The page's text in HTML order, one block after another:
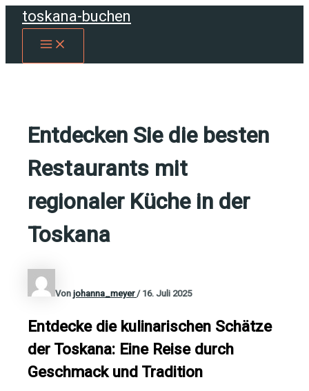
Zum
Inhalt
springen
toskana-buchen
MAIN
Entdecken Sie die besten
Restaurants mit
regionaler Küche in der
Toskana
Vonjohanna_meyer/16. Juli 2025
Entdecke die kulinarischen Schätze
der Toskana: Eine Reise durch
Geschmack und Tradition